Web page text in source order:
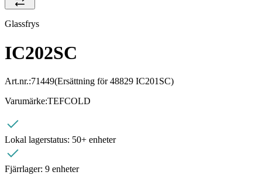
Glassfrys
IC202SC
Art.nr.:71449(Ersättning för 48829 IC201SC)
Varumärke:TEFCOLD
Lokal lagerstatus: 50+ enheter
Fjärrlager: 9 enheter